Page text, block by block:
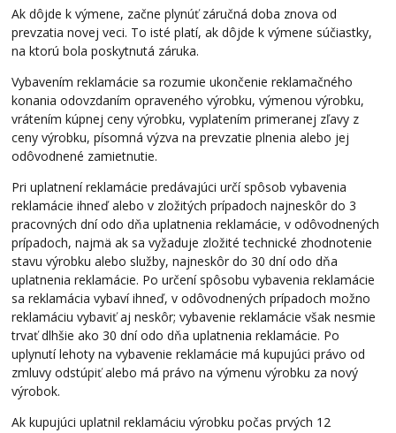
Ak dôjde k výmene, začne plynúť záručná doba znova od
prevzatia novej veci. To isté platí, ak dôjde k výmene súčiastky,
na ktorú bola poskytnutá záruka.
Vybavením reklamácie sa rozumie ukončenie reklamačného
konania odovzdaním opraveného výrobku, výmenou výrobku,
vrátením kúpnej ceny výrobku, vyplatením primeranej zľavy z
ceny výrobku, písomná výzva na prevzatie plnenia alebo jej
odôvodnené zamietnutie.
Pri uplatnení reklamácie predávajúci určí spôsob vybavenia
reklamácie ihneď alebo v zložitých prípadoch najneskôr do 3
pracovných dní odo dňa uplatnenia reklamácie, v odôvodnených
prípadoch, najmä ak sa vyžaduje zložité technické zhodnotenie
stavu výrobku alebo služby, najneskôr do 30 dní odo dňa
uplatnenia reklamácie. Po určení spôsobu vybavenia reklamácie
sa reklamácia vybaví ihneď, v odôvodnených prípadoch možno
reklamáciu vybaviť aj neskôr; vybavenie reklamácie však nesmie
trvať dlhšie ako 30 dní odo dňa uplatnenia reklamácie. Po
uplynutí lehoty na vybavenie reklamácie má kupujúci právo od
zmluvy odstúpiť alebo má právo na výmenu výrobku za nový
výrobok.
Ak kupujúci uplatnil reklamáciu výrobku počas prvých 12